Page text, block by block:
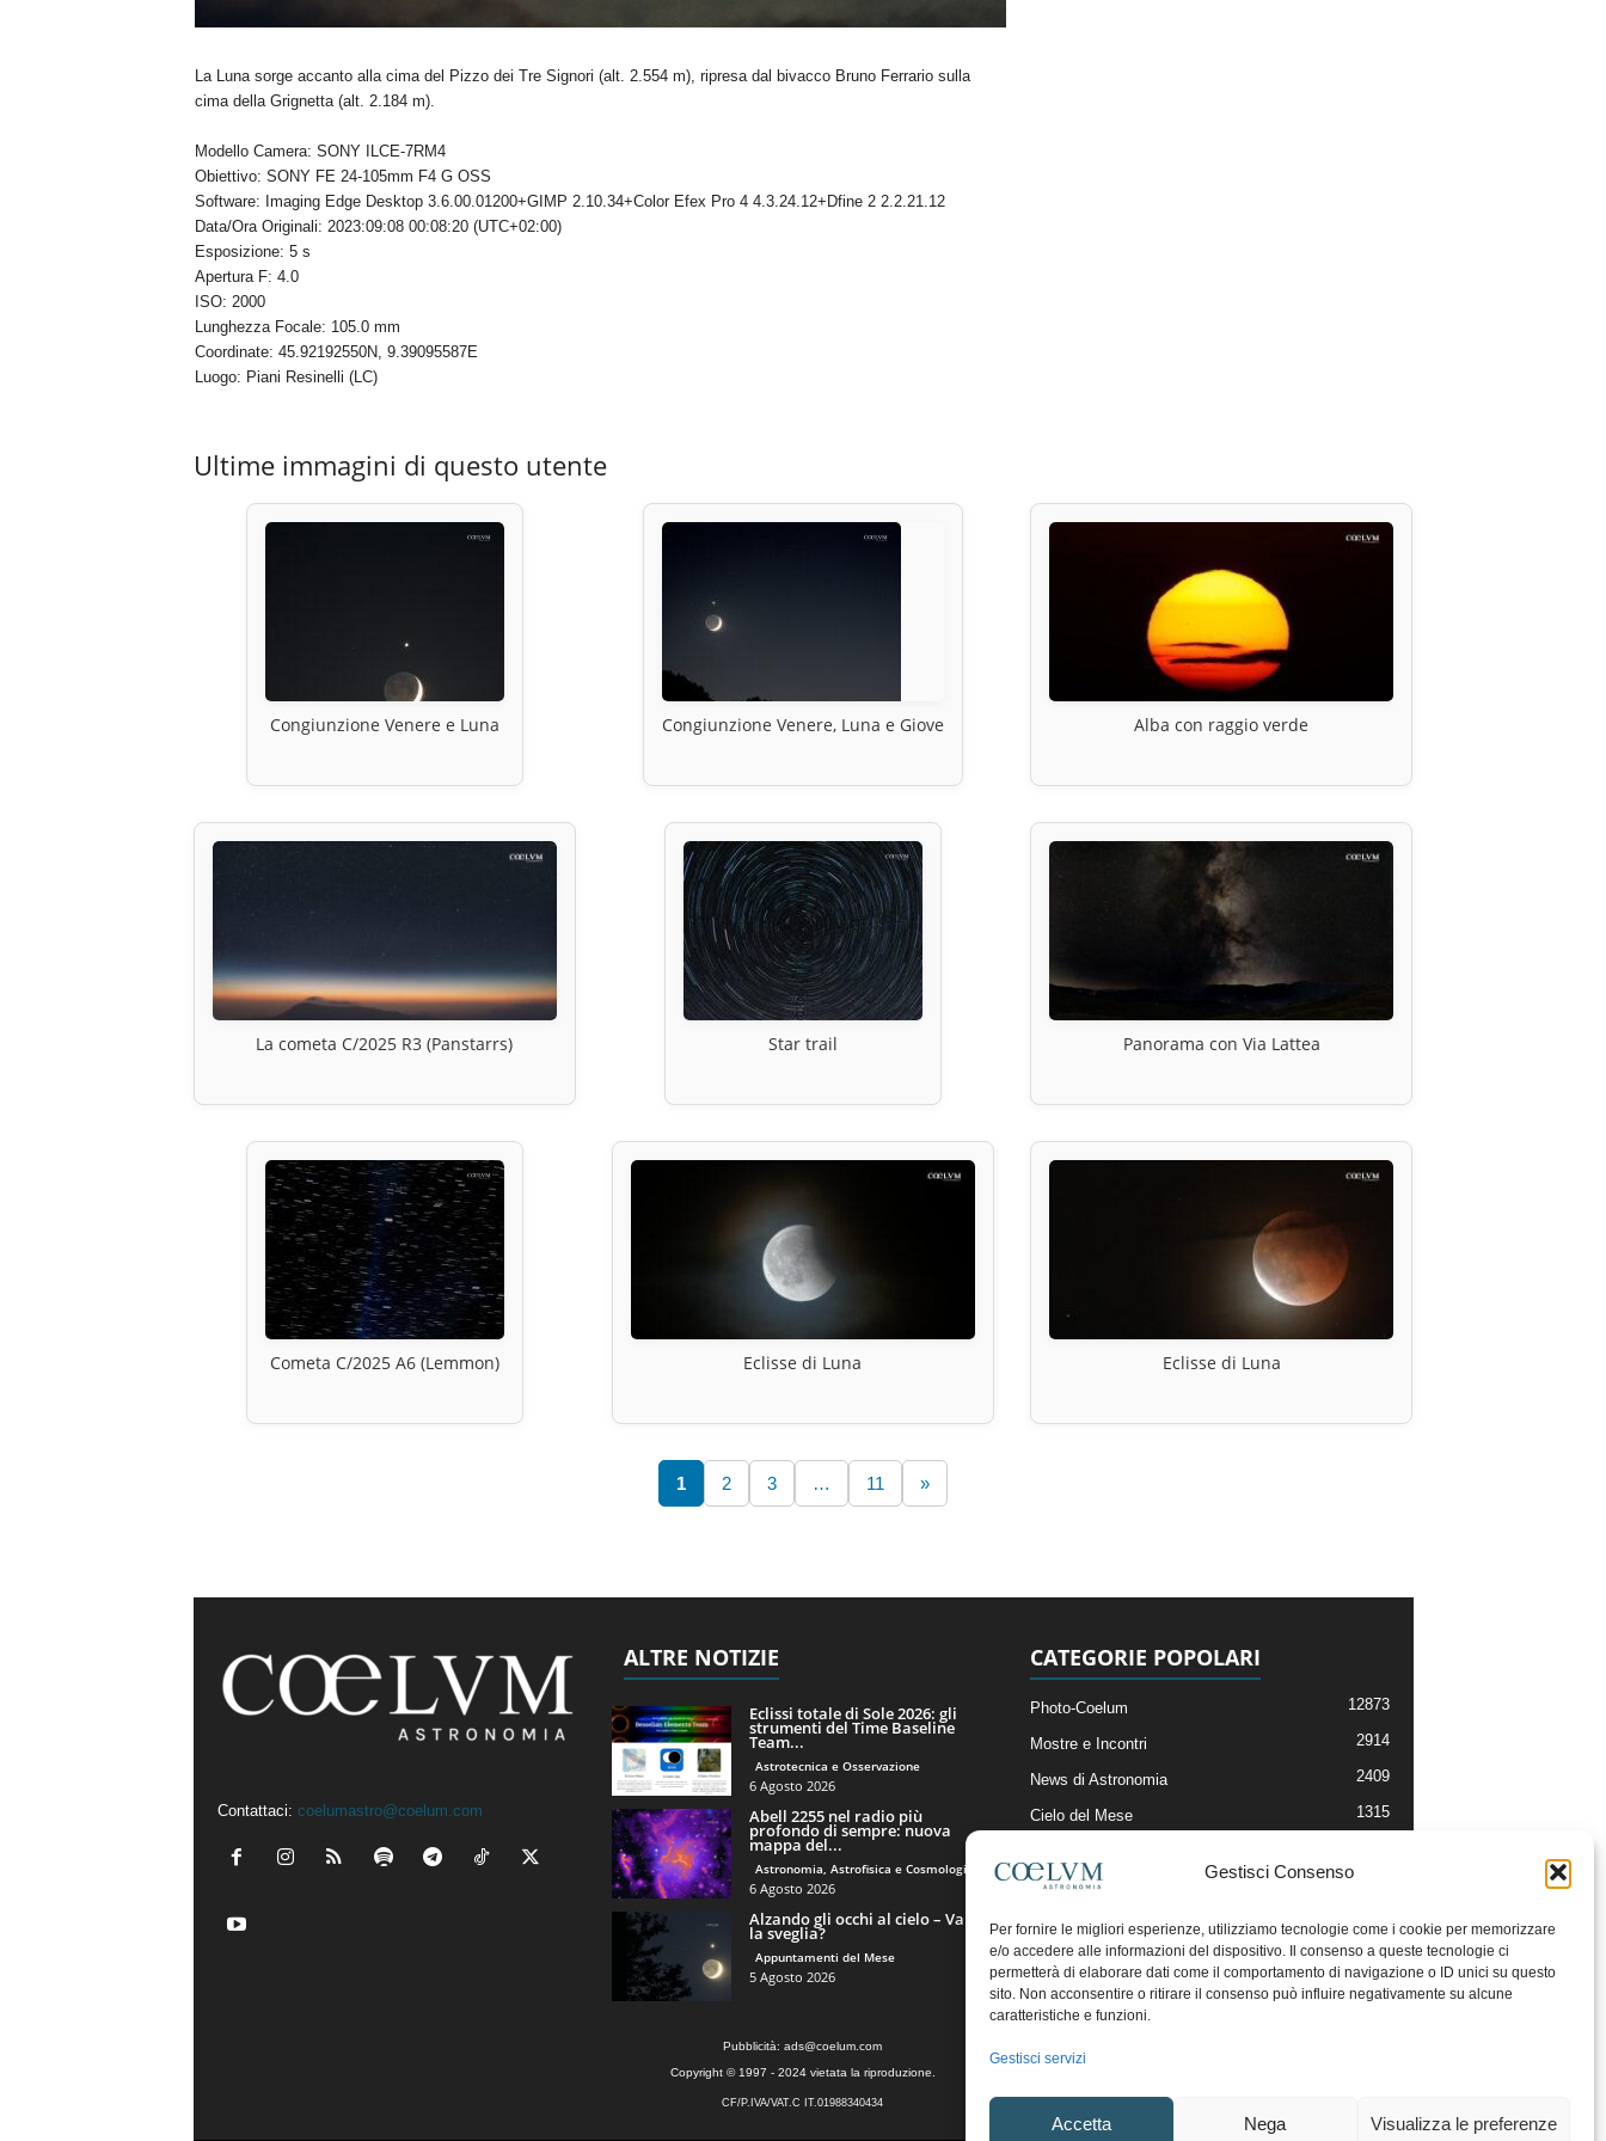
Gestisci Consenso
Per fornire le migliori esperienze, utilizziamo tecnologie come i cookie per memorizzare
e/o accedere alle informazioni del dispositivo. Il consenso a queste tecnologie ci
permetterà di elaborare dati come il comportamento di navigazione o ID unici su questo
sito. Non acconsentire o ritirare il consenso può influire negativamente su alcune
caratteristiche e funzioni.
Gestisci servizi
Accetta Nega Visualizza le preferenze
La Luna sorge accanto alla cima del Pizzo dei Tre Signori (alt. 2.554 m), ripresa dal bivacco Bruno Ferrario sulla
cima della Grignetta (alt. 2.184 m).
Modello Camera: SONY ILCE-7RM4
Obiettivo: SONY FE 24-105mm F4 G OSS
Software: Imaging Edge Desktop 3.6.00.01200+GIMP 2.10.34+Color Efex Pro 4 4.3.24.12+Dfine 2 2.2.21.12
Data/Ora Originali: 2023:09:08 00:08:20 (UTC+02:00)
Esposizione: 5 s
Apertura F: 4.0
ISO: 2000
Lunghezza Focale: 105.0 mm
Coordinate: 45.92192550N, 9.39095587E
Luogo: Piani Resinelli (LC)
Ultime immagini di questo utente
Congiunzione Venere e Luna Congiunzione Venere, Luna e Giove Alba con raggio verde
La cometa C/2025 R3 (Panstarrs) Star trail Panorama con Via Lattea
Cometa C/2025 A6 (Lemmon) Eclisse di Luna Eclisse di Luna
1 2 3 … 11 »
Contattaci: coelumastro@coelum.com
ALTRE NOTIZIE
Eclissi totale di Sole 2026: gli
strumenti del Time Baseline
Team...
Astrotecnica e Osservazione
6 Agosto 2026
Abell 2255 nel radio più
profondo di sempre: nuova
mappa del...
Astronomia, Astrofisica e Cosmologia
6 Agosto 2026
Alzando gli occhi al cielo – Vale
la sveglia?
Appuntamenti del Mese
5 Agosto 2026
CATEGORIE POPOLARI
Photo-Coelum 12873
Mostre e Incontri 2914
News di Astronomia 2409
Cielo del Mese 1315
Articoli e Risorse On-Line
Il Blog della Redazione
Pubblicità: ads@coelum.com
Copyright © 1997 - 2024 vietata la riproduzione.
CF/P.IVA/VAT.C IT.01988340434